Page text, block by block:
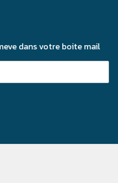
dans votre boite mail